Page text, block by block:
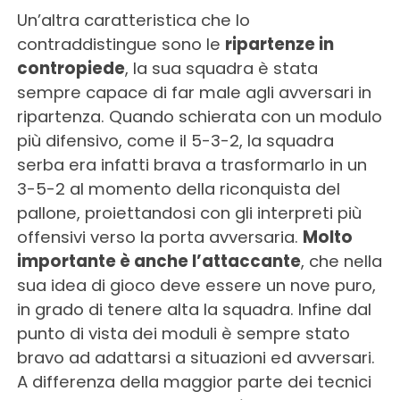
Un’altra caratteristica che lo
contraddistingue sono le ripartenze in
contropiede, la sua squadra è stata
sempre capace di far male agli avversari in
ripartenza. Quando schierata con un modulo
più difensivo, come il 5-3-2, la squadra
serba era infatti brava a trasformarlo in un
3-5-2 al momento della riconquista del
pallone, proiettandosi con gli interpreti più
offensivi verso la porta avversaria. Molto
importante è anche l’attaccante, che nella
sua idea di gioco deve essere un nove puro,
in grado di tenere alta la squadra. Infine dal
punto di vista dei moduli è sempre stato
bravo ad adattarsi a situazioni ed avversari.
A differenza della maggior parte dei tecnici